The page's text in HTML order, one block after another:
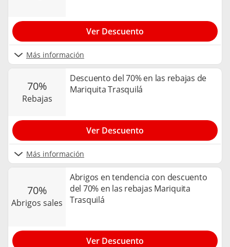
Más información
Ver Descuento
70%
rebajas
Descuento del 70% en las rebajas de
Mariquita Trasquilá
Más información
Ver Descuento
70%
abrigos sales
Abrigos en tendencia con descuento
del 70% en las rebajas Mariquita
Trasquilá
Ver Descuento